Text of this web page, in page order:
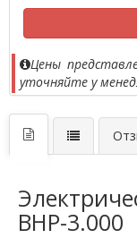
Цены
уточняйте у
BHP-3.000